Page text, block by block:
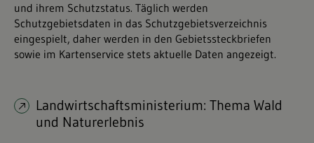
und ihrem Schutzstatus. Täglich werden
Schutzgebietsdaten in das Schutzgebietsverzeichnis
eingespielt, daher werden in den Gebietssteckbriefen
sowie im Kartenservice stets aktuelle Daten angezeigt.
Landwirtschaftsministerium: Thema Wald
und Naturerlebnis